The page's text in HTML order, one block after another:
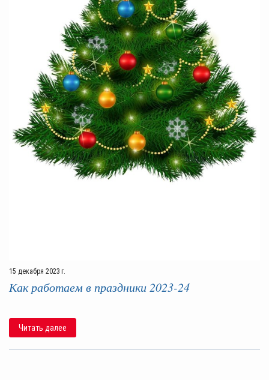
15 декабря 2023 г.
Как работаем в праздники 2023-24
Читать далее